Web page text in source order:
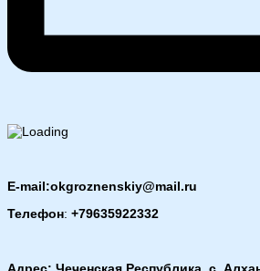
E-mail:okgroznenskiy@mail.ru
Телефон: +79635922332